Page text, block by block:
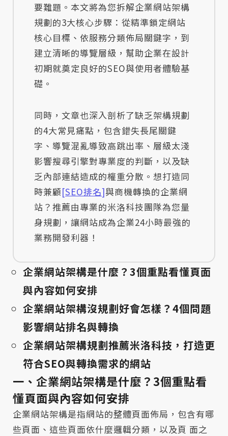
要難題。本文將為您拆解企業網站架構
規劃的3大核心步驟：從精準鎖定網站
核心目標、依服務分類佈局關鍵字，到
建立清晰的導覽層級，幫助企業在設計
初期就奠定良好的SEO與使用者體驗基
礎。
同時，文章也深入剖析了缺乏架構規劃
的4大常見痛點，包含錯失長尾關鍵
字、導覽混亂導致高跳出率、層級太淺
影響搜尋引擎對專業度的判斷，以及缺
乏內部連結造成的權重分散。想打造同
時兼顧[SEO排名]與商機轉換的企業網
站？推薦由專業的米洛科技團隊為您量
身規劃，讓網站成為企業24小時最強的
業務開發利器！
企業網站架構是什麼？3個重點看懂頁面
與內容如何安排
企業網站架構沒規劃好會怎樣？4個問題
影響網站排名與轉換
企業網站架構規劃推薦米洛科技，打造更
符合SEO與轉換需求的網站
一、企業網站架構是什麼？3個重點看
懂頁面與內容如何安排
企業網站架構是指網站的整體頁面佈局，包含有哪
些頁面、這些頁面依什麼邏輯分類，以及頁 面之